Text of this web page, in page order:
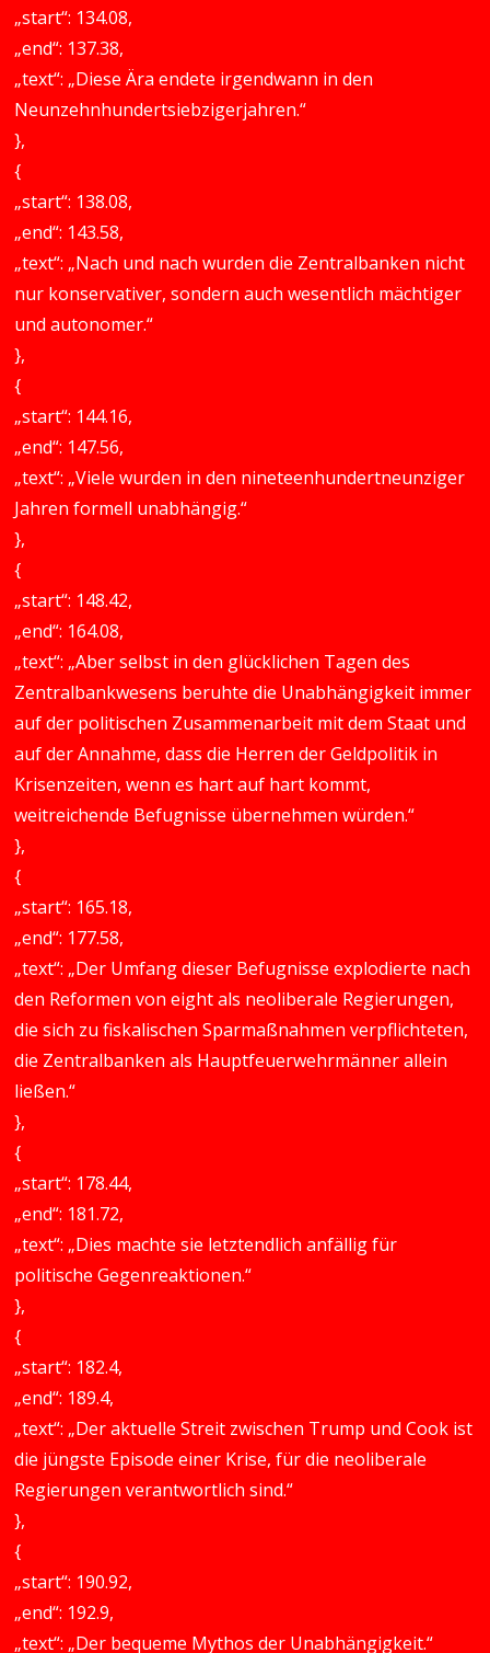
„start“: 134.08,
„end“: 137.38,
„text“: „Diese Ära endete irgendwann in den
Neunzehnhundertsiebzigerjahren.“
},
{
„start“: 138.08,
„end“: 143.58,
„text“: „Nach und nach wurden die Zentralbanken nicht
nur konservativer, sondern auch wesentlich mächtiger
und autonomer.“
},
{
„start“: 144.16,
„end“: 147.56,
„text“: „Viele wurden in den nineteenhundertneunziger
Jahren formell unabhängig.“
},
{
„start“: 148.42,
„end“: 164.08,
„text“: „Aber selbst in den glücklichen Tagen des
Zentralbankwesens beruhte die Unabhängigkeit immer
auf der politischen Zusammenarbeit mit dem Staat und
auf der Annahme, dass die Herren der Geldpolitik in
Krisenzeiten, wenn es hart auf hart kommt,
weitreichende Befugnisse übernehmen würden.“
},
{
„start“: 165.18,
„end“: 177.58,
„text“: „Der Umfang dieser Befugnisse explodierte nach
den Reformen von eight als neoliberale Regierungen,
die sich zu fiskalischen Sparmaßnahmen verpflichteten,
die Zentralbanken als Hauptfeuerwehrmänner allein
ließen.“
},
{
„start“: 178.44,
„end“: 181.72,
„text“: „Dies machte sie letztendlich anfällig für
politische Gegenreaktionen.“
},
{
„start“: 182.4,
„end“: 189.4,
„text“: „Der aktuelle Streit zwischen Trump und Cook ist
die jüngste Episode einer Krise, für die neoliberale
Regierungen verantwortlich sind.“
},
{
„start“: 190.92,
„end“: 192.9,
„text“: „Der bequeme Mythos der Unabhängigkeit.“